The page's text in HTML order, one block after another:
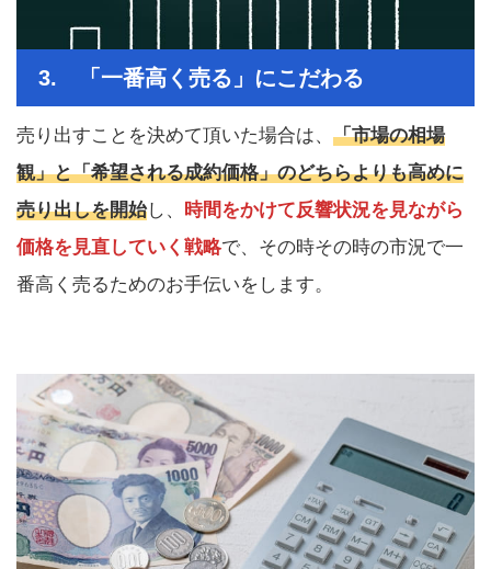
3. 「一番高く売る」にこだわる
売り出すことを決めて頂いた場合は、 「市場の相場
観」と「希望される成約価格」のどちらよりも高めに
売り出しを開始し、 時間をかけて反響状況を見ながら
価格を見直していく戦略で、その時その時の市況で一
番高く売るためのお手伝いをします。